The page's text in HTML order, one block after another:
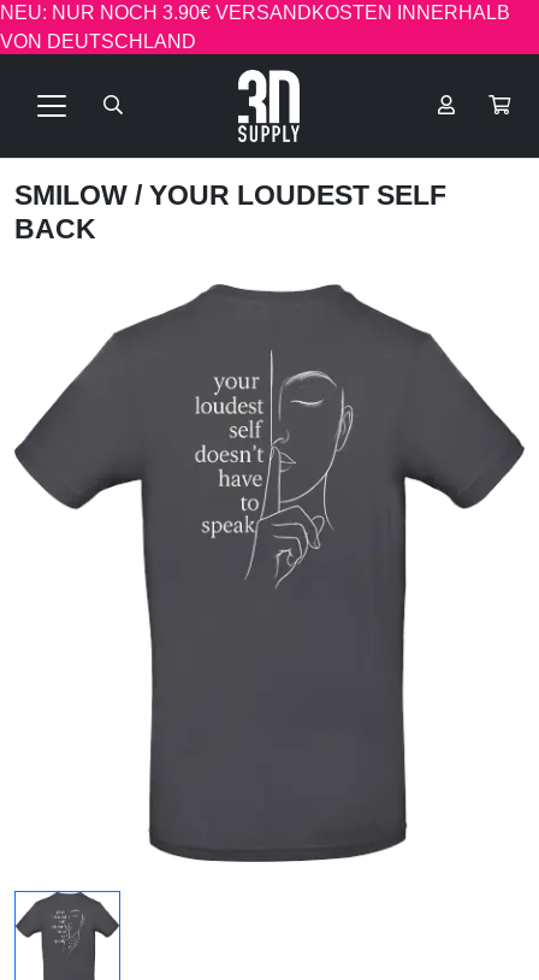
NEU: NUR NOCH 3.90€ VERSANDKOSTEN INNERHALB
VON DEUTSCHLAND
SMILOW / YOUR LOUDEST SELF
BACK